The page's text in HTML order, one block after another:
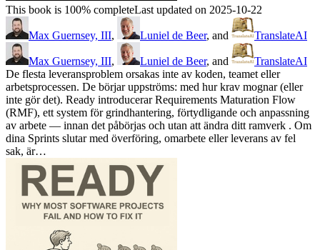
This book is 100% completeLast updated on 2025-10-22
Max Guernsey, III, Luniel de Beer, and TranslateAI
Max Guernsey, III, Luniel de Beer, and
TranslateAI
De flesta leveransproblem orsakas inte av koden, teamet eller
arbetsprocessen. De börjar uppströms: med hur krav mognar (eller
inte gör det). Ready introducerar Requirements Maturation Flow
(RMF), ett system för grindhantering, förtydligande och anpassning
av arbete — innan det påbörjas och utan att ändra ditt ramverk . Om
dina Sprints slutar med överföring, omarbete eller leverans av fel
sak, är…